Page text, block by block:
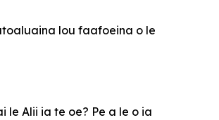
lou faafoeina o le
le Alii ia te oe? Pe a le o ia